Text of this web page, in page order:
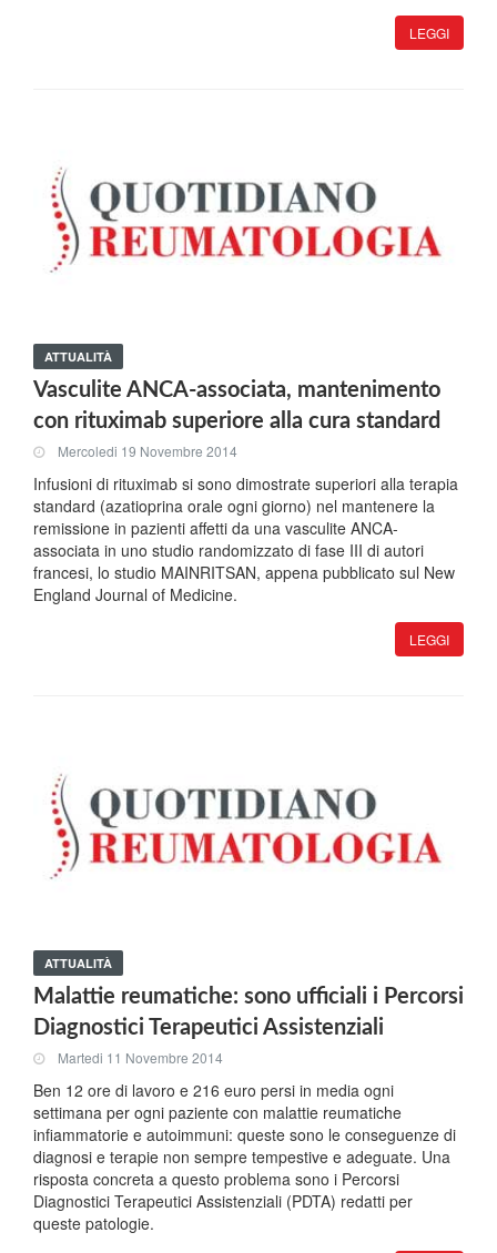
LEGGI
ATTUALITÀ
Vasculite ANCA-associata, mantenimento
con rituximab superiore alla cura standard
Mercoledi 19 Novembre 2014
Infusioni di rituximab si sono dimostrate superiori alla terapia
standard (azatioprina orale ogni giorno) nel mantenere la
remissione in pazienti affetti da una vasculite ANCA-
associata in uno studio randomizzato di fase III di autori
francesi, lo studio MAINRITSAN, appena pubblicato sul New
England Journal of Medicine.
LEGGI
ATTUALITÀ
Malattie reumatiche: sono ufficiali i Percorsi
Diagnostici Terapeutici Assistenziali
Martedi 11 Novembre 2014
Ben 12 ore di lavoro e 216 euro persi in media ogni
settimana per ogni paziente con malattie reumatiche
infiammatorie e autoimmuni: queste sono le conseguenze di
diagnosi e terapie non sempre tempestive e adeguate. Una
risposta concreta a questo problema sono i Percorsi
Diagnostici Terapeutici Assistenziali (PDTA) redatti per
queste patologie.